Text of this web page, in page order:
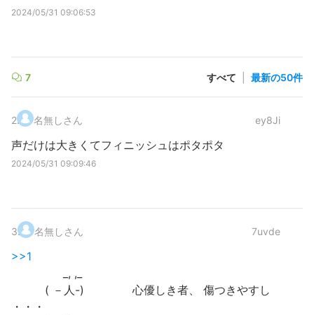
2024/05/31 09:06:53
7 すべて 最新の50件
2. 名無しさん ey8Ji
声だけは大きくてフィニッシュはポタポタ
2024/05/31 09:09:46
3. 名無しさん 7uvde
>>1
_, ,_
( －人-) 心優しき者、 傷つきやすし
・・・